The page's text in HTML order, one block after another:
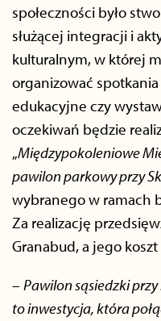
społeczności było
służącej integracji i
kulturalnym, w której
organizować
edukacyjne czy
oczekiwań będzie
„Międzypokoleniowe
pawilon parkowy przy
wybranego w ramach
Za realizację
Granabud, a jego koszt
– Pawilon sąsiedzki
to inwestycja, która